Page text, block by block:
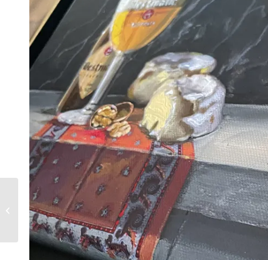
Stilleven klein: Chablis